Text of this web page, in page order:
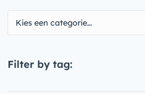
Kies een categorie…
Filter by tag: